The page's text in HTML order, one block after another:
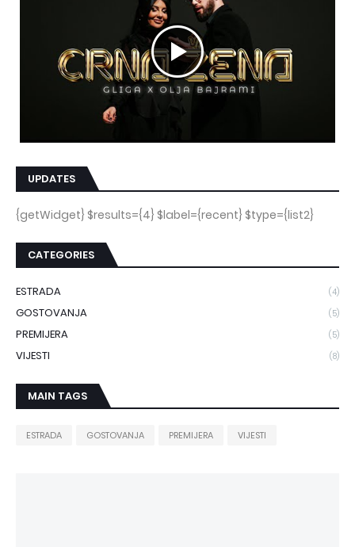
UPDATES
{getWidget} $results={4} $label={recent} $type={list2}
CATEGORIES
ESTRADA (4)
GOSTOVANJA (5)
PREMIJERA (5)
VIJESTI (8)
MAIN TAGS
ESTRADA GOSTOVANJA PREMIJERA VIJESTI